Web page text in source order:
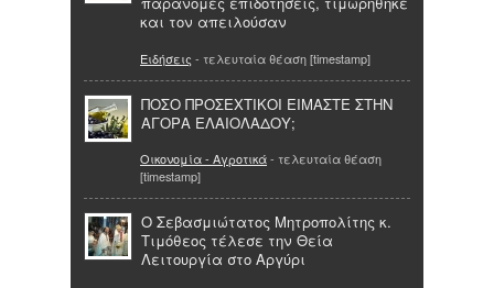
και τον απειλούσαν
Ειδήσεις - τελευταία θέαση [timestamp]
ΠΟΣΟ ΠΡΟΣΕΧΤΙΚΟΙ ΕΙΜΑΣΤΕ ΣΤΗΝ
ΑΓΟΡΑ ΕΛΑΙΟΛΑΔΟΥ;
Οικονομία - Αγροτικά- τελευταία θέαση
[timestamp]
Ο Σεβασμιώτατος Μητροπολίτης κ.
Τιμόθεος τέλεσε την Θεία
Λειτουργία στο Αργύρι